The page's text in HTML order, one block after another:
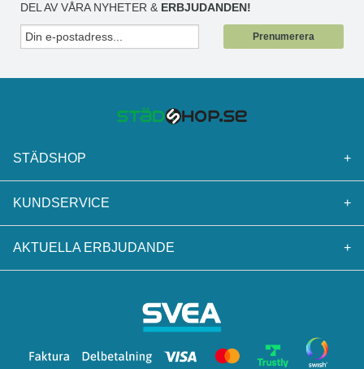
DEL AV VÅRA NYHETER & ERBJUDANDEN!
Prenumerera
STÄDSHOP +
KUNDSERVICE +
AKTUELLA ERBJUDANDE +